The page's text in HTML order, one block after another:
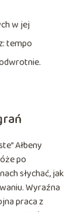
w jej
tempo
Ałbeny
po
słychać, jak
Wyraźna
praca z